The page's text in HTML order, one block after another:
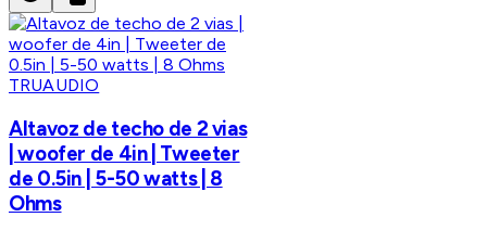
TRUAUDIO
Altavoz de techo de 2 vias
| woofer de 4in | Tweeter
de 0.5in | 5-50 watts | 8
Ohms